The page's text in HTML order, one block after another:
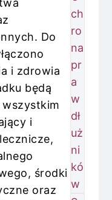
Do
i zdrowia
będą
i
środki
oraz
ch
ro
na
pr
a
w
dł
uż
ni
kó
w